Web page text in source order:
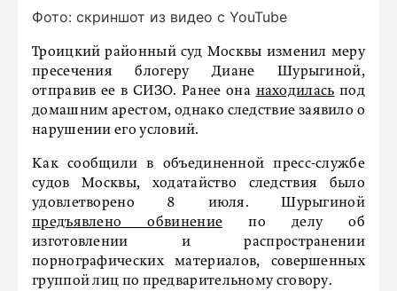
Фото: скриншот из видео с YouTube
Троицкий районный суд Москвы изменил меру
пресечения блогеру Диане Шурыгиной,
отправив ее в СИЗО. Ранее она находилась под
домашним арестом, однако следствие заявило о
нарушении его условий.
Как сообщили в объединенной пресс-службе
судов Москвы, ходатайство следствия было
удовлетворено 8 июля. Шурыгиной
предъявлено обвинение по делу об
изготовлении и распространении
порнографических материалов, совершенных
группой лиц по предварительному сговору.